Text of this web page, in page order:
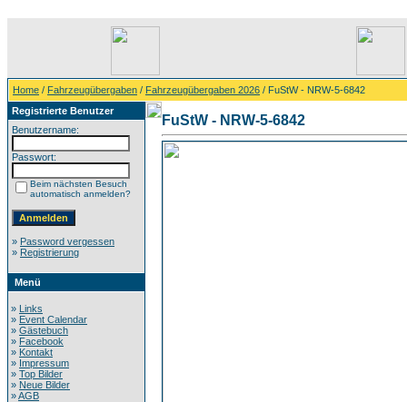
Home / Fahrzeugübergaben / Fahrzeugübergaben 2026 / FuStW - NRW-5-6842
Registrierte Benutzer
Benutzername:
Passwort:
Beim nächsten Besuch
automatisch anmelden?
» Password vergessen
» Registrierung
Menü
» Links
» Event Calendar
» Gästebuch
» Facebook
» Kontakt
» Impressum
» Top Bilder
» Neue Bilder
»AGB
FuStW - NRW-5-6842